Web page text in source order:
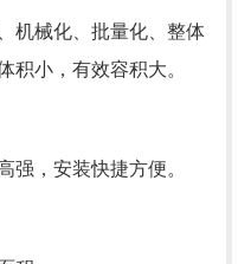
械化、批量化、整体
积小，有效容积大。
，安装快捷方便。